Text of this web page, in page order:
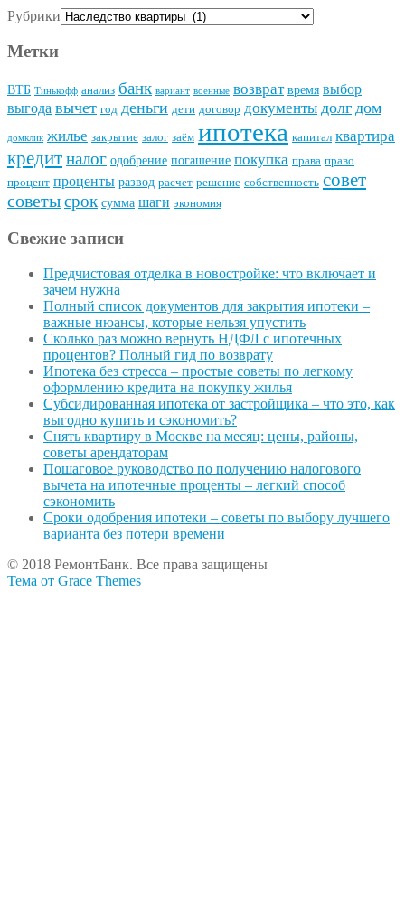
Рубрики
Метки
ВТБ Тинькофф анализ банк вариант военные возврат время выбор
выгода вычет год деньги дети договор документы долг дом
домклик жилье закрытие залог заём ипотека капитал квартира
кредитналог одобрение погашение покупка права право
процент проценты развод расчет решение собственность совет
советысрок сумма шаги экономия
Свежие записи
Предчистовая отделка в новостройке: что включает и
зачем нужна
Полный список документов для закрытия ипотеки –
важные нюансы, которые нельзя упустить
Сколько раз можно вернуть НДФЛ с ипотечных
процентов? Полный гид по возврату
Ипотека без стресса – простые советы по легкому
оформлению кредита на покупку жилья
Субсидированная ипотека от застройщика – что это, как
выгодно купить и сэкономить?
Снять квартиру в Москве на месяц: цены, районы,
советы арендаторам
Пошаговое руководство по получению налогового
вычета на ипотечные проценты – легкий способ
сэкономить
Сроки одобрения ипотеки – советы по выбору лучшего
варианта без потери времени
© 2018 РемонтБанк. Все права защищены
Тема от Grace Themes